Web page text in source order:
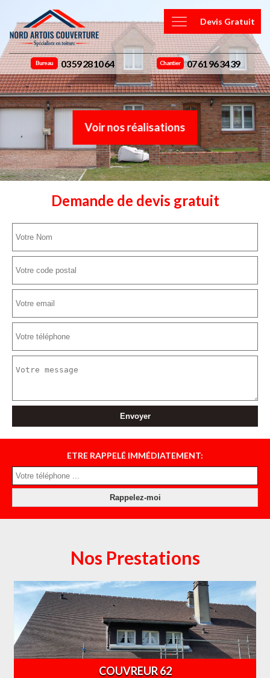
Devis Gratuit
Bureau 03 59 28 10 64 Chantier 07 61 96 34 39
Voir nos réalisations
Demande de devis gratuit
ETRE RAPPELÉ IMMÉDIATEMENT:
Nos Prestations
COUVREUR 62